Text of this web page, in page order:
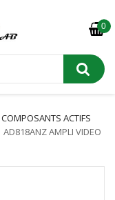
0
COMPOSANTS ACTIFS
AD818ANZ AMPLI VIDEO